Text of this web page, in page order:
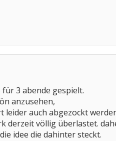
3 abende gespielt.
anzusehen,
leider auch abgezockt
derzeit völlig überlastet.
idee die dahinter steckt.